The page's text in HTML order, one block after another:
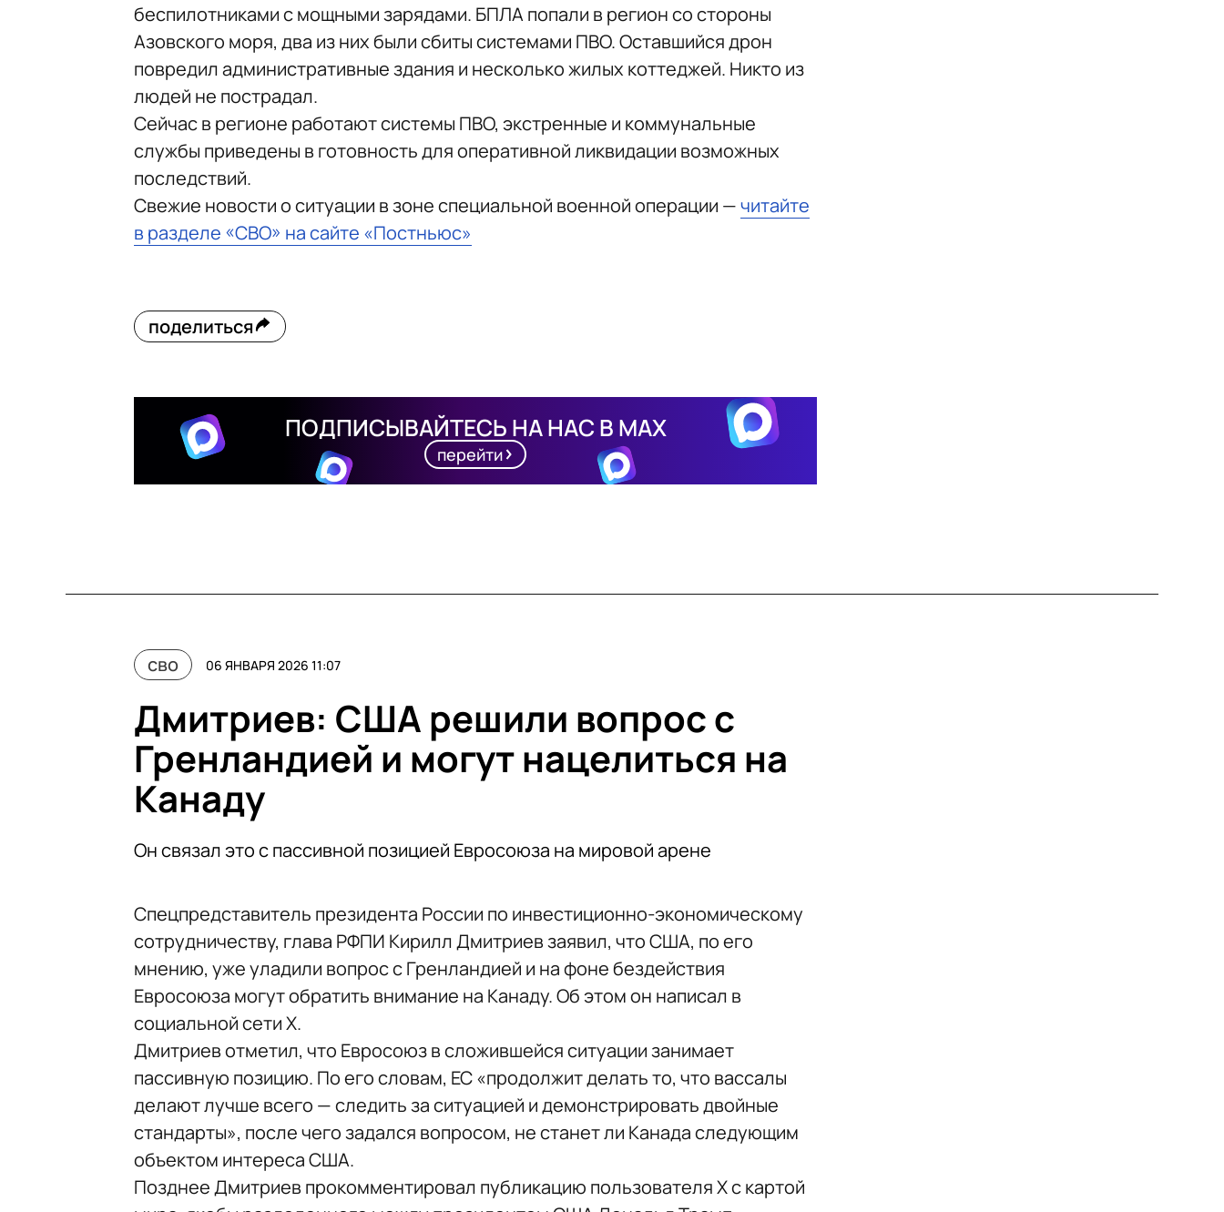
беспилотниками с мощными зарядами. БПЛА попали в регион со стороны
Азовского моря, два из них были сбиты системами ПВО. Оставшийся дрон
повредил административные здания и несколько жилых коттеджей. Никто из
людей не пострадал.
Сейчас в регионе работают системы ПВО, экстренные и коммунальные
службы приведены в готовность для оперативной ликвидации возможных
последствий.
Свежие новости о ситуации в зоне специальной военной операции —читайте
в разделе «СВО» на сайте «Постньюс»
поделиться
ПОДПИСЫВАЙТЕСЬ НА НАС В MAX
перейти
сво 06 ЯНВАРЯ 2026 11:07
Дмитриев: США решили вопрос с
Гренландией и могут нацелиться на
Канаду
Он связал это с пассивной позицией Евросоюза на мировой арене
Спецпредставитель президента России по инвестиционно-экономическому
сотрудничеству, глава РФПИ Кирилл Дмитриев заявил, что США, по его
мнению, уже уладили вопрос с Гренландией и на фоне бездействия
Евросоюза могут обратить внимание на Канаду. Об этом он написал в
социальной сети X.
Дмитриев отметил, что Евросоюз в сложившейся ситуации занимает
пассивную позицию. По его словам, ЕС «продолжит делать то, что вассалы
делают лучше всего — следить за ситуацией и демонстрировать двойные
стандарты», после чего задался вопросом, не станет ли Канада следующим
объектом интереса США.
Позднее Дмитриев прокомментировал публикацию пользователя X с картой